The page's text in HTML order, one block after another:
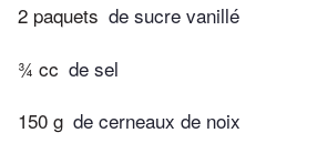
2 paquets de sucre vanillé
¾ cc de sel
150 g de cerneaux de noix